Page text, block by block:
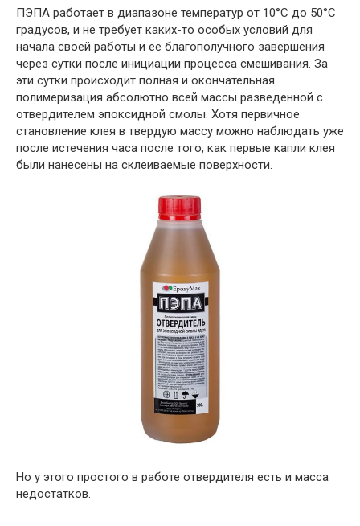
ПЭПА работает в диапазоне температур от 10°C до 50°C
градусов, и не требует каких-то особых условий для
начала своей работы и ее благополучного завершения
через сутки после инициации процесса смешивания. За
эти сутки происходит полная и окончательная
полимеризация абсолютно всей массы разведенной с
отвердителем эпоксидной смолы. Хотя первичное
становление клея в твердую массу можно наблюдать уже
после истечения часа после того, как первые капли клея
были нанесены на склеиваемые поверхности.
Но у этого простого в работе отвердителя есть и масса
недостатков.